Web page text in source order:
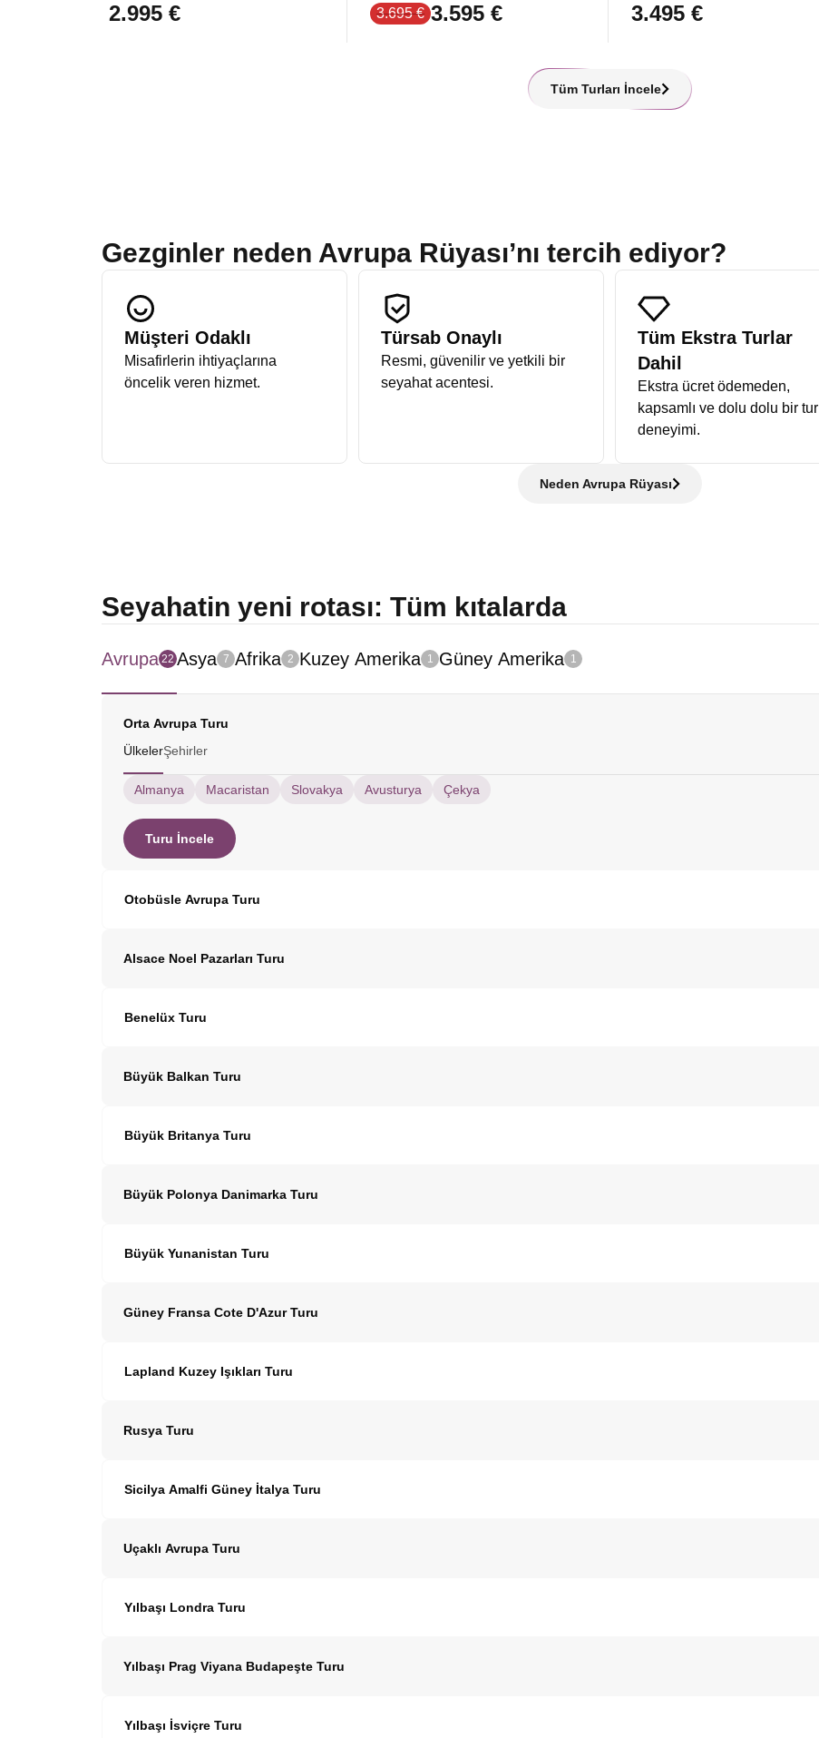
2.995 € 3.695 € 3.595 € 3.495 €
Tüm Turları İncele
Gezginler neden Avrupa Rüyası’nı tercih ediyor?
Müşteri Odaklı
Misafirlerin ihtiyaçlarına
öncelik veren hizmet.
Türsab Onaylı
Resmi, güvenilir ve yetkili bir
seyahat acentesi.
Tüm Ekstra Turlar
Dahil
Ekstra ücret ödemeden,
kapsamlı ve dolu dolu bir tur
deneyimi.
Neden Avrupa Rüyası
Seyahatin yeni rotası: Tüm kıtalarda
Avrupa 22 Asya 7 Afrika 2 Kuzey Amerika 1 Güney Amerika 1
Orta Avrupa Turu
ÜlkelerŞehirler
Almanya Macaristan Slovakya Avusturya Çekya
Turu İncele
Otobüsle Avrupa Turu
Alsace Noel Pazarları Turu
Benelüx Turu
Büyük Balkan Turu
Büyük Britanya Turu
Büyük Polonya Danimarka Turu
Büyük Yunanistan Turu
Güney Fransa Cote D'Azur Turu
Lapland Kuzey Işıkları Turu
Rusya Turu
Sicilya Amalfi Güney İtalya Turu
Uçaklı Avrupa Turu
Yılbaşı Londra Turu
Yılbaşı Prag Viyana Budapeşte Turu
Yılbaşı İsviçre Turu